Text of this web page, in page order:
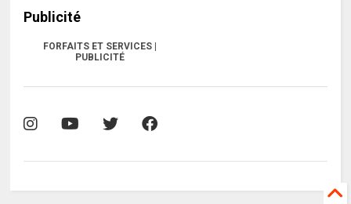
Publicité
FORFAITS ET SERVICES |
PUBLICITÉ